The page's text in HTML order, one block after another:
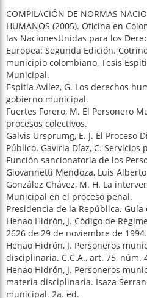
COMPILACIÓN DE NORMAS
HUMANOS (2005). Oficina en
las NacionesUnidas para los
Europea: Segunda Edición.
municipio colombiano, Tesis
Municipal.
Espitia Avilez, G. Los derechos
gobierno municipal.
Fuertes Forero, M. El Personero
procesos colectivos.
Galvis Ursprumg, E. J. El
Público. Gaviria Díaz, C.
Función sancionatoria de los
Giovannetti Mendoza, Luis
González Chávez, M. H. La
Municipal en el proceso penal.
Presidencia de la República. Guía
Henao Hidrón, J. Código de
2626 de 29 de noviembre de 1994.
Henao Hidrón, J. Personeros
disciplinaria. C.C.A., art. 75, núm.
Henao Hidrón, J. Personeros
materia disciplinaria. Isaza
municipal. 2a. ed.